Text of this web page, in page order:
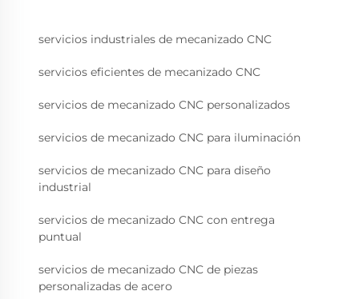
servicios industriales de mecanizado CNC
servicios eficientes de mecanizado CNC
servicios de mecanizado CNC personalizados
servicios de mecanizado CNC para iluminación
servicios de mecanizado CNC para diseño
industrial
servicios de mecanizado CNC con entrega
puntual
servicios de mecanizado CNC de piezas
personalizadas de acero